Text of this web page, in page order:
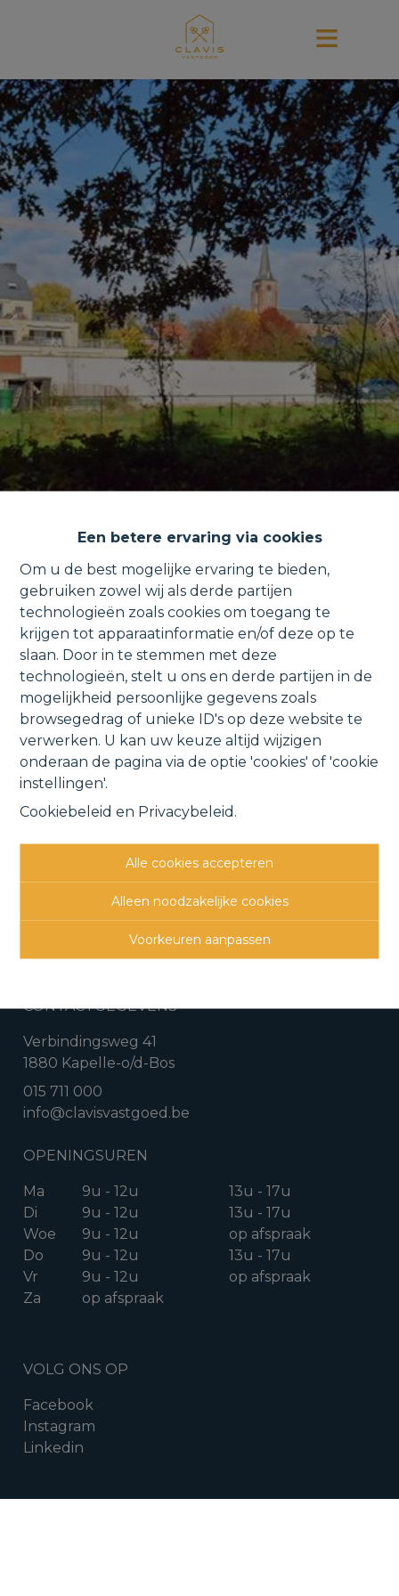
Een betere ervaring via cookies
Om u de best mogelijke ervaring te bieden,
gebruiken zowel wij als derde partijen
technologieën zoals cookies om toegang te
krijgen tot apparaatinformatie en/of deze op te
slaan. Door in te stemmen met deze
technologieën, stelt u ons en derde partijen in de
mogelijkheid persoonlijke gegevens zoals
browsegedrag of unieke ID's op deze website te
verwerken. U kan uw keuze altijd wijzigen
onderaan de pagina via de optie 'cookies' of 'cookie
instellingen'.
Cookiebeleid en Privacybeleid.
Alle cookies accepteren
Alleen noodzakelijke cookies
Voorkeuren aanpassen
Lumineus appartement met
uniek zicht op het water.
Markt 50 6, 2840 Rumst VERKOCHT
CONTACTGEGEVENS
Verbindingsweg 41
1880 Kapelle-o/d-Bos
015 711 000
info@clavisvastgoed.be
OPENINGSUREN
Ma 9u - 12u
13u - 17u
Di
9u - 12u
13u - 17u
Woe
9u - 12u
op afspraak
Do
9u - 12u
13u - 17u
Vr
9u - 12u
op afspraak
Za
op afspraak
VOLG ONS OP
Facebook
Instagram
Linkedin